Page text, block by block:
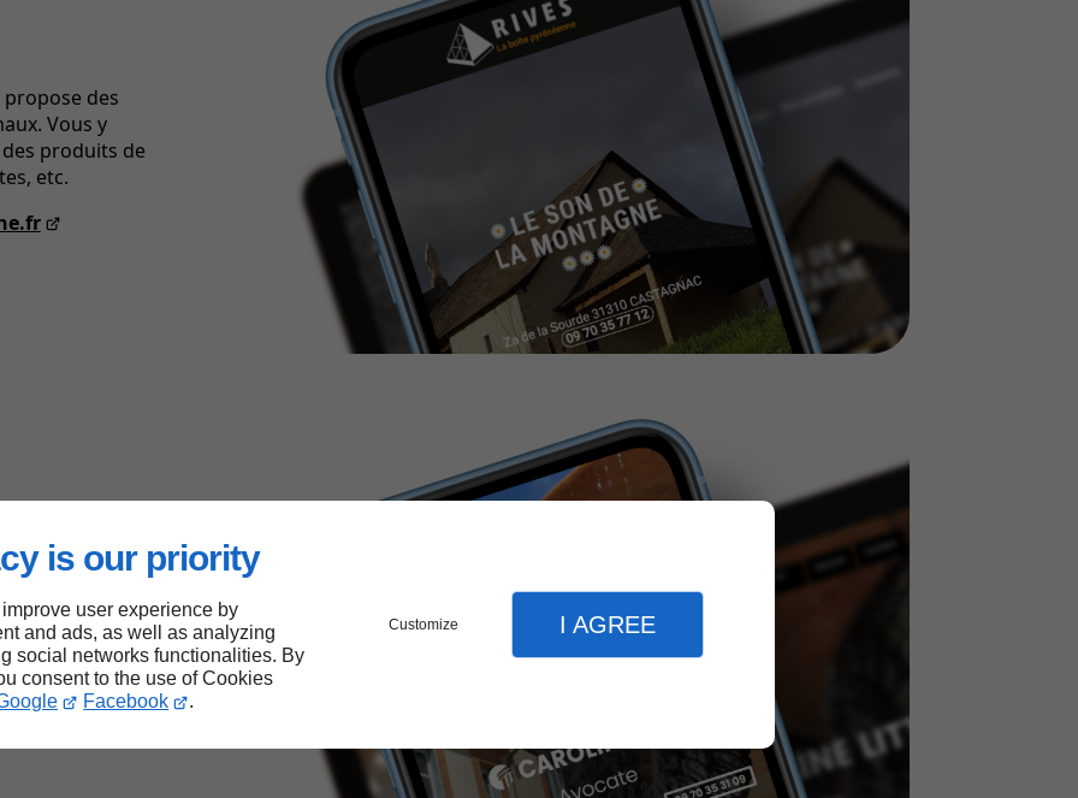
is our priority
user experience by
and ads, as well as analyzing
social networks functionalities. By
consent to the use of Cookies
Facebook .
Customize I AGREE
propose des
Vous y
produits de
etc.
pour régler vos